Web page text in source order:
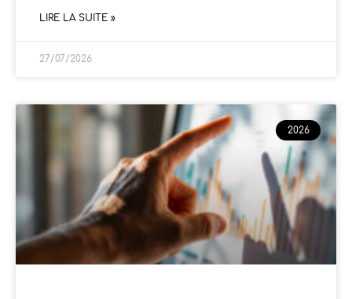
LIRE LA SUITE »
27/07/2026
2026